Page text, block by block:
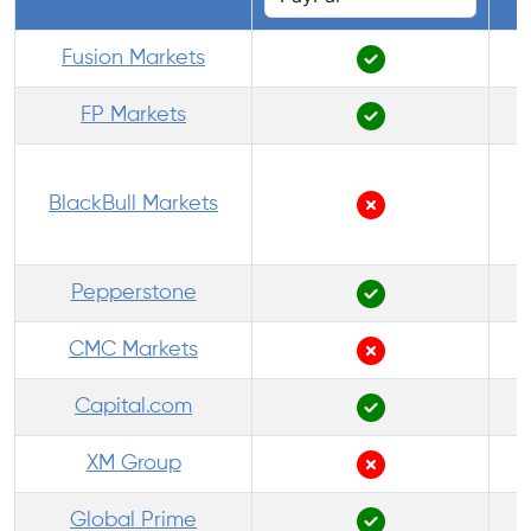
Fusion Markets
FP Markets
BlackBull Markets
Pepperstone
CMC Markets
Capital.com
XM Group
Global Prime